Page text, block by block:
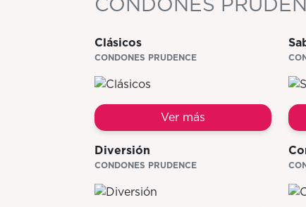
CONDONES
Clásicos
CONDONES PRUDENCE
Ver más
Diversión
CONDONES PRUDENCE